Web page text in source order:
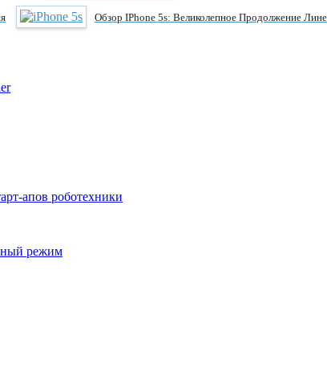
Обзор IPhone 5s: Великолепное Продолжение
апов роботехники
режим